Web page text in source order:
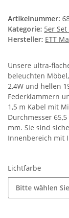
Artikelnummer:
Kategorie: 5er
Hersteller: ETT
Unsere ultra-
beleuchten
2,4W und hellen
Federklammern
1,5 m Kabel mit
Durchmesser
mm. Sie sind
Innenbereich mit
Lichtfarbe
Bitte wählen